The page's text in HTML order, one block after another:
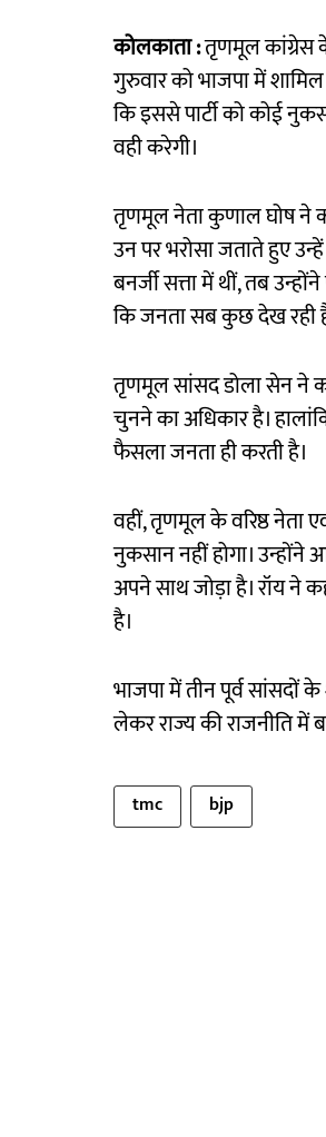
कोलकाता :तृणमूल कांग्रेस
गुरुवार को भाजपा में
कि इससे पार्टी को कोई
वही करेगी।
तृणमूल नेता कुणाल घोष ने
उन पर भरोसा जताते हुए
बनर्जी सत्ता में थीं, तब
कि जनता सब कुछ देख रही
तृणमूल सांसद डोला सेन ने
चुनने का अधिकार है।
फैसला जनता ही करती है।
वहीं, तृणमूल के वरिष्ठ नेता
नुकसान नहीं होगा।
अपने साथ जोड़ा है। रॉय ने
है।
भाजपा में तीन पूर्व सांसदों
लेकर राज्य की राजनीति में
tmc bjp